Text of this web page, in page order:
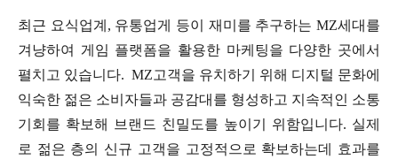
최근 요식업계, 유통업게 등이 재미를 추구하는 MZ세대를
겨냥하여 게임 플랫폼을 활용한 마케팅을 다양한 곳에서
펼치고 있습니다. MZ고객을 유치하기 위해 디지털 문화에
익숙한 젊은 소비자들과 공감대를 형성하고 지속적인 소통
기회를 확보해 브랜드 친밀도를 높이기 위함입니다. 실제
로 젊은 층의 신규 고객을 고정적으로 확보하는데 효과를